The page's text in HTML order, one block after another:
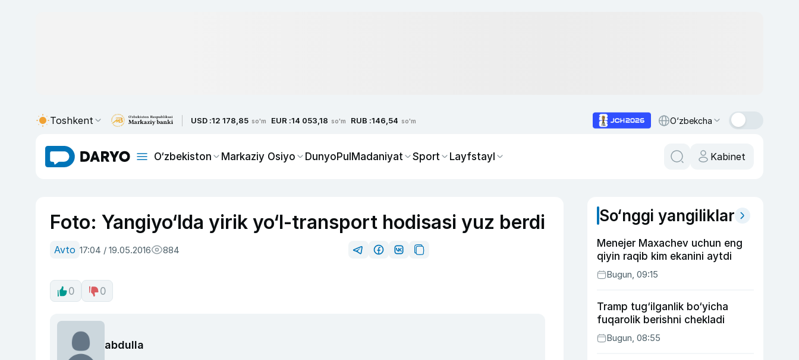
Toshkent USD :12 178,85 so'm EUR :14 053,18 so'm RUB :146,54 so'm O‘zbekcha
O‘zbekiston Markaziy Osiyo DunyoPulMadaniyat Sport Layfstayl Kabinet
Foto: Yangiyo‘lda yirik yo‘l-transport hodisasi yuz berdi
Avto 17:04 / 19.05.2016 884
0 0
abdulla
So‘nggi yangiliklar
Menejer Maxachev uchun eng
qiyin raqib kim ekanini aytdi
Bugun, 09:15
Tramp tug‘ilganlik bo‘yicha
fuqarolik berishni chekladi
Bugun, 08:55